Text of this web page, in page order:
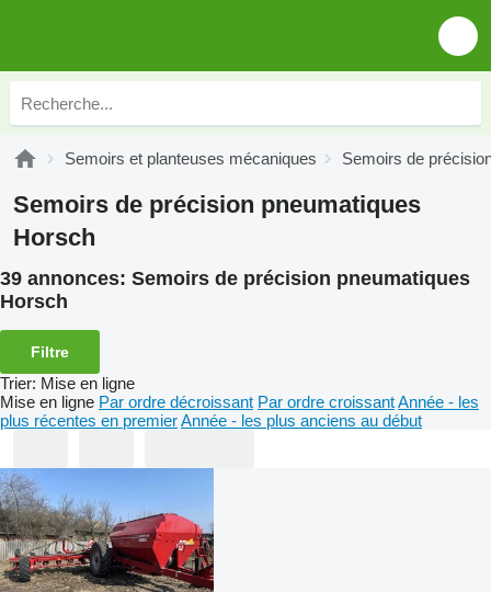
Semoirs et planteuses mécaniques Semoirs de
Semoirs de précision pneumatiques
Horsch
39 annonces: Semoirs de précision pneumatiques
Horsch
Filtre
Trier: Mise en ligne
Mise en ligne Par ordre décroissant Par ordre croissantAnnée - les
plus récentes en premierAnnée - les plus anciens au début